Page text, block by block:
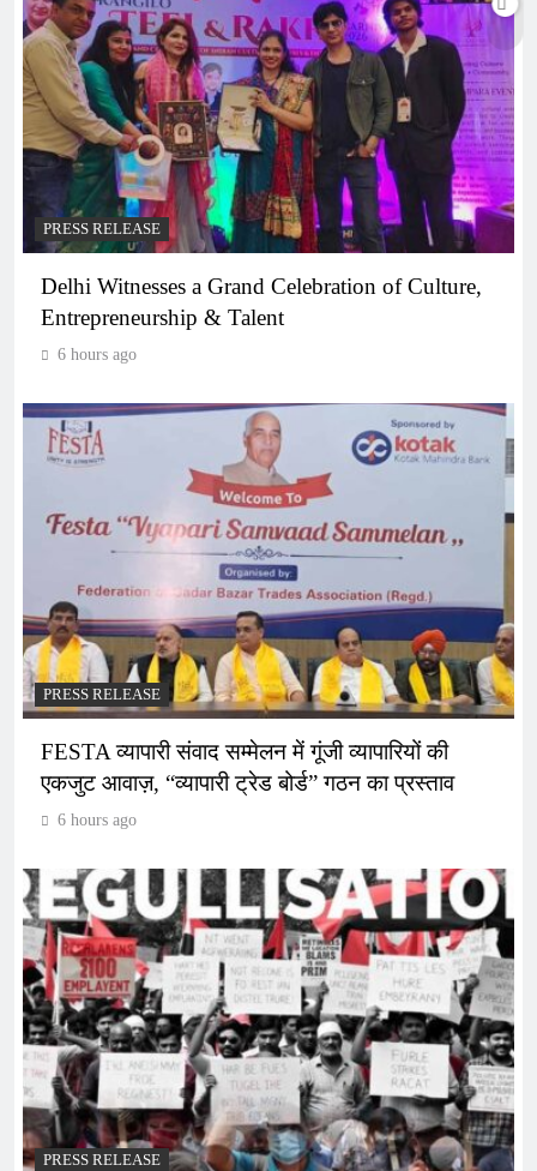
PRESS RELEASE
Delhi Witnesses a Grand Celebration of Culture,
Entrepreneurship & Talent
6 hours ago
PRESS RELEASE
FESTA व्यापारी संवाद सम्मेलन में गूंजी व्यापारियों की
एकजुट आवाज़, “व्यापारी ट्रेड बोर्ड” गठन का प्रस्ताव
6 hours ago
PRESS RELEASE